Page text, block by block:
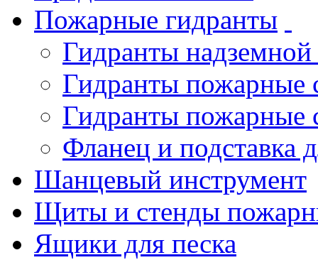
Пожарные гидранты
Гидранты
Гидранты пожарные
Гидранты пожарные
Фланец и подставка
Шанцевый инструмент
Щиты и стенды
Ящики для песка